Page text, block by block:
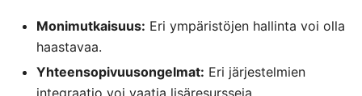
Monimutkaisuus: Eri ympäristöjen hallinta voi olla
haastavaa.
Yhteensopivuusongelmat: Eri järjestelmien
integraatio voi vaatia lisäresursseja.